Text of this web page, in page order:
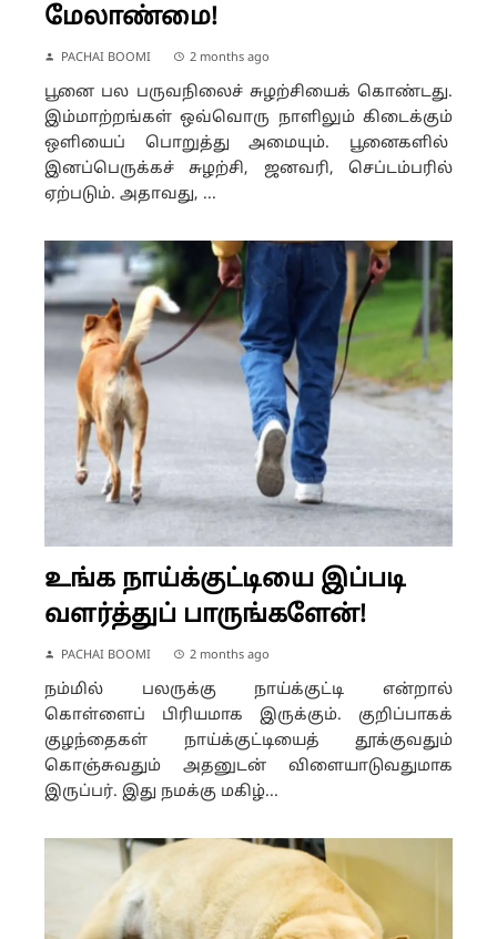
மேலாண்மை!
PACHAI BOOMI 2 months ago
பூனை பல பருவநிலைச் சுழற்சியைக் கொண்டது.
இம்மாற்றங்கள் ஒவ்வொரு நாளிலும் கிடைக்கும்
ஒளியைப் பொறுத்து அமையும். பூனைகளில்
இனப்பெருக்கச் சுழற்சி, ஜனவரி, செப்டம்பரில்
ஏற்படும். அதாவது, ...
உங்க நாய்க்குட்டியை இப்படி
வளர்த்துப் பாருங்களேன்!
PACHAI BOOMI 2 months ago
நம்மில் பலருக்கு நாய்க்குட்டி என்றால்
கொள்ளைப் பிரியமாக இருக்கும். குறிப்பாகக்
குழந்தைகள் நாய்க்குட்டியைத் தூக்குவதும்
கொஞ்சுவதும் அதனுடன் விளையாடுவதுமாக
இருப்பர். இது நமக்கு மகிழ்...